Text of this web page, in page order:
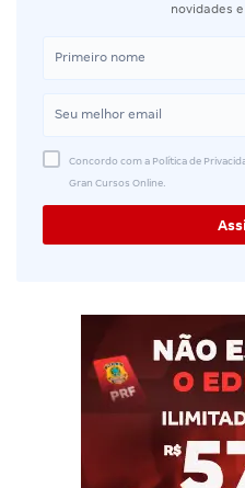
novidades
Concordo com a Política de
Gran Cursos Online.